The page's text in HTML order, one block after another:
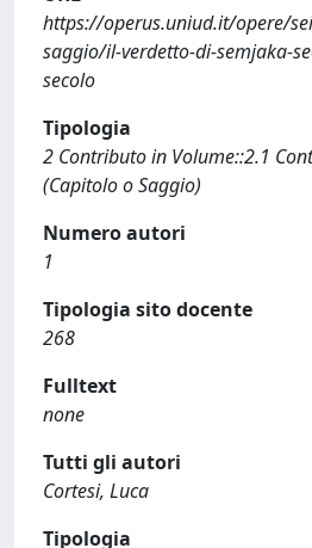
https://operus.uniud.it/opere/
saggio/il-verdetto-di-semjaka-
secolo
Tipologia
2 Contributo in Volume::2.1
(Capitolo o Saggio)
Numero autori
1
Tipologia sito docente
268
Fulltext
none
Tutti gli autori
Cortesi, Luca
Tipologia